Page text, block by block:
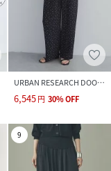
URBAN RESEARCH DOORS
6,545円 30%OFF
9